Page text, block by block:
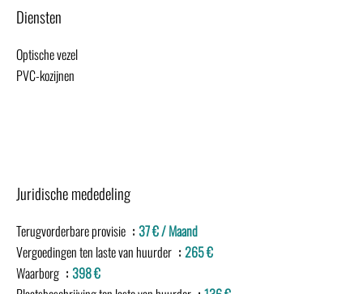
Diensten
Optische vezel
PVC-kozijnen
Juridische mededeling
Terugvorderbare provisie
37 € / Maand
Vergoedingen ten laste van huurder
265 €
Waarborg
398 €